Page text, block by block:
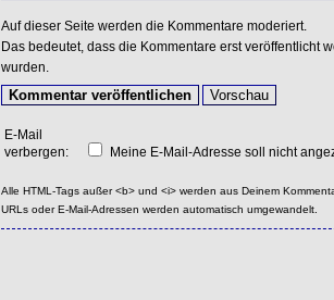
Auf dieser Seite werden die Kommentare moderiert.
Das bedeutet, dass die Kommentare erst veröffentlicht
wurden.
E-Mail
verbergen:
Meine E-Mail-Adresse soll nicht
Alle HTML-Tags außer <b> und <i> werden aus Deinem
URLs oder E-Mail-Adressen werden automatisch umgewandelt.